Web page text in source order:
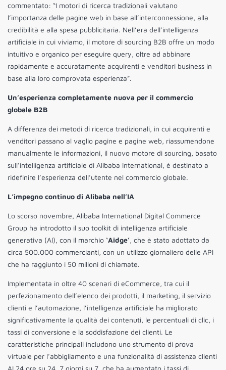
commentato: “I motori di ricerca tradizionali valutano
l’importanza delle pagine web in base all’interconnessione, alla
credibilità e alla spesa pubblicitaria. Nell’era dell’intelligenza
artificiale in cui viviamo, il motore di sourcing B2B offre un modo
intuitivo e organico per eseguire query, oltre ad abbinare
rapidamente e accuratamente acquirenti e venditori business in
base alla loro comprovata esperienza”.
Un’esperienza completamente nuova per il commercio
globale B2B
A differenza dei metodi di ricerca tradizionali, in cui acquirenti e
venditori passano al vaglio pagine e pagine web, riassumendone
manualmente le informazioni, il nuovo motore di sourcing, basato
sull’intelligenza artificiale di Alibaba International, è destinato a
ridefinire l’esperienza dell’utente nel commercio globale.
L’impegno continuo di Alibaba nell’IA
Lo scorso novembre, Alibaba International Digital Commerce
Group ha introdotto il suo toolkit di intelligenza artificiale
generativa (AI), con il marchio ‘Aidge’, che è stato adottato da
circa 500.000 commercianti, con un utilizzo giornaliero delle API
che ha raggiunto i 50 milioni di chiamate.
Implementata in oltre 40 scenari di eCommerce, tra cui il
perfezionamento dell’elenco dei prodotti, il marketing, il servizio
clienti e l’automazione, l’intelligenza artificiale ha migliorato
significativamente la qualità dei contenuti, le percentuali di clic, i
tassi di conversione e la soddisfazione dei clienti. Le
caratteristiche principali includono uno strumento di prova
virtuale per l’abbigliamento e una funzionalità di assistenza clienti
AI 24 ore su 24, 7 giorni su 7, che ha aumentato i tassi di